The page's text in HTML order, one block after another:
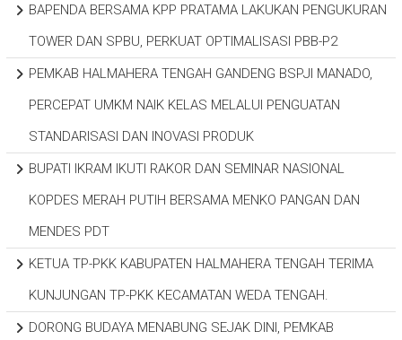
BAPENDA BERSAMA KPP PRATAMA LAKUKAN PENGUKURAN
TOWER DAN SPBU, PERKUAT OPTIMALISASI PBB-P2
PEMKAB HALMAHERA TENGAH GANDENG BSPJI MANADO,
PERCEPAT UMKM NAIK KELAS MELALUI PENGUATAN
STANDARISASI DAN INOVASI PRODUK
BUPATI IKRAM IKUTI RAKOR DAN SEMINAR NASIONAL
KOPDES MERAH PUTIH BERSAMA MENKO PANGAN DAN
MENDES PDT
KETUA TP-PKK KABUPATEN HALMAHERA TENGAH TERIMA
KUNJUNGAN TP-PKK KECAMATAN WEDA TENGAH.
DORONG BUDAYA MENABUNG SEJAK DINI, PEMKAB